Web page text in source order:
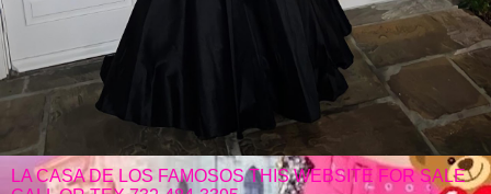
LA CASA DE LOS FAMOSOS THIS WEBSITE FOR SALE